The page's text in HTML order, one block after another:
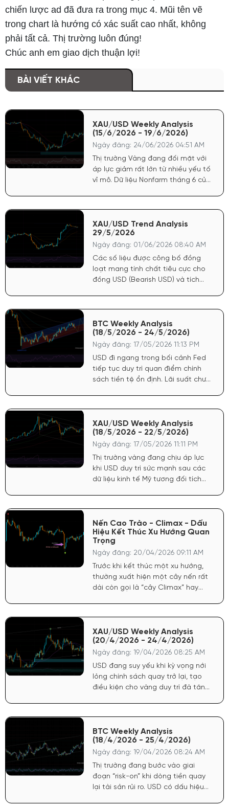
chiến lược ad đã đưa ra trong mục 4. Mũi tên vẽ
trong chart là hướng có xác suất cao nhất, không
phải tất cả. Thị trường luôn đúng!
Chúc anh em giao dịch thuận lợi!
BÀI VIẾT KHÁC
XAU/USD Weekly Analysis
(15/6/2026 - 19/6/2026)
Ngày đăng: 24/06/2026 04:51 AM
Thị trường Vàng đang đối mặt với
áp lực giảm rất lớn từ nhiều yếu tố
vĩ mô. Dữ liệu Nonfarm tháng 6 của
Điều này khiến FED có cơ sở vững
chắc để trì hoãn lộ trình nới lỏng
tiền tệ, trực tiếp tước đi động lực
tăng giá mạnh nhất của vàng.
XAU/USD Trend Analysis
29/5/2026
Ngày đăng: 01/06/2026 08:40 AM
Các số liệu được công bố đồng
loạt mang tính chất tiêu cực cho
đồng USD (Bearish USD) và tích
giá PCE cốt lõi hàng tháng chỉ đạt
0.2% (thấp hơn dự báo 0.3%). Chỉ
số giá GDP sơ bộ cũng giảm còn
3.5% (dự báo 3.6%).
BTC Weekly Analysis
(18/5/2026 - 24/5/2026)
Ngày đăng: 17/05/2026 11:13 PM
USD đi ngang trong bối cảnh Fed
tiếp tục duy trì quan điểm chính
sách tiền tệ ổn định. Lãi suất chưa
môi trường thuận lợi cho dòng tiền
lưu trú ở các tài sản rủi ro.
XAU/USD Weekly Analysis
(18/5/2026 - 22/5/2026)
Ngày đăng: 17/05/2026 11:11 PM
Thị trường vàng đang chịu áp lực
khi USD duy trì sức mạnh sau các
dữ liệu kinh tế Mỹ tương đối tích
hạ lãi suất chưa đủ mạnh để hỗ
trợ vàng bứt phá.
Nến Cao Trào - Climax - Dấu
Hiệu Kết Thúc Xu Hướng Quan
Trọng
Ngày đăng: 20/04/2026 09:11 AM
Trước khi kết thúc một xu hướng,
thường xuất hiện một cây nến rất
dài còn gọi là “cây Climax” hay
XAU/USD Weekly Analysis
(20/4/2026 - 24/4/2026)
Ngày đăng: 19/04/2026 08:25 AM
USD đang suy yếu khi kỳ vọng nới
lỏng chính sách quay trở lại, tạo
điều kiện cho vàng duy trì đà tăng.
hướng quay lại tài sản rủi ro nhưng
không làm giảm sức hút của vàng
do yếu tố phòng hộ vẫn còn.
BTC Weekly Analysis
(18/4/2026 - 25/4/2026)
Ngày đăng: 19/04/2026 08:24 AM
Thị trường đang bước vào giai
đoạn “risk-on” khi dòng tiền quay
lại tài sản rủi ro. USD có dấu hiệu